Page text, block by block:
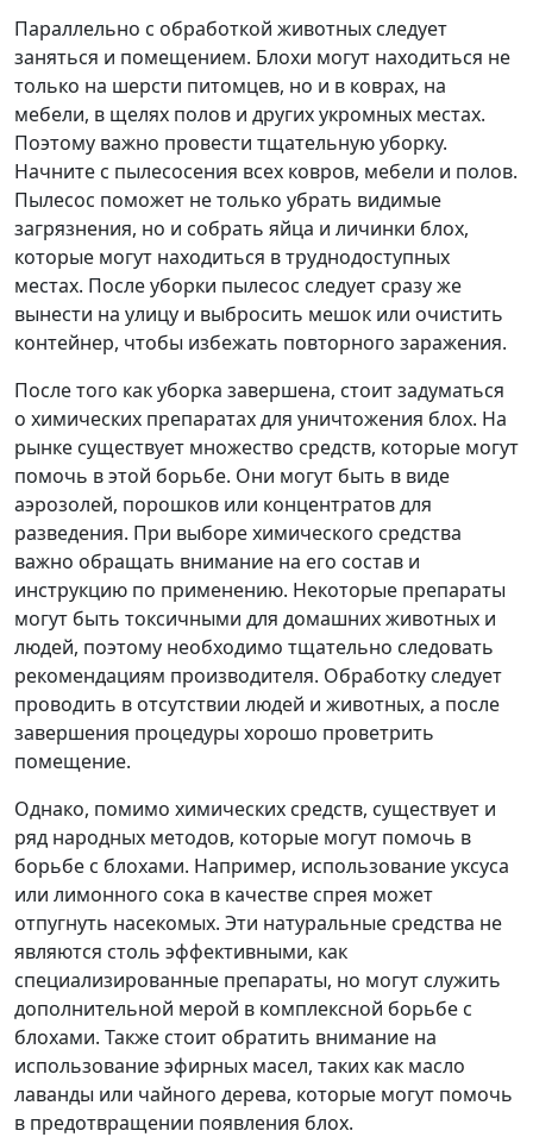
Параллельно с обработкой животных следует
заняться и помещением. Блохи могут находиться не
только на шерсти питомцев, но и в коврах, на
мебели, в щелях полов и других укромных местах.
Поэтому важно провести тщательную уборку.
Начните с пылесосения всех ковров, мебели и полов.
Пылесос поможет не только убрать видимые
загрязнения, но и собрать яйца и личинки блох,
которые могут находиться в труднодоступных
местах. После уборки пылесос следует сразу же
вынести на улицу и выбросить мешок или очистить
контейнер, чтобы избежать повторного заражения.
После того как уборка завершена, стоит задуматься
о химических препаратах для уничтожения блох. На
рынке существует множество средств, которые могут
помочь в этой борьбе. Они могут быть в виде
аэрозолей, порошков или концентратов для
разведения. При выборе химического средства
важно обращать внимание на его состав и
инструкцию по применению. Некоторые препараты
могут быть токсичными для домашних животных и
людей, поэтому необходимо тщательно следовать
рекомендациям производителя. Обработку следует
проводить в отсутствии людей и животных, а после
завершения процедуры хорошо проветрить
помещение.
Однако, помимо химических средств, существует и
ряд народных методов, которые могут помочь в
борьбе с блохами. Например, использование уксуса
или лимонного сока в качестве спрея может
отпугнуть насекомых. Эти натуральные средства не
являются столь эффективными, как
специализированные препараты, но могут служить
дополнительной мерой в комплексной борьбе с
блохами. Также стоит обратить внимание на
использование эфирных масел, таких как масло
лаванды или чайного дерева, которые могут помочь
в предотвращении появления блох.